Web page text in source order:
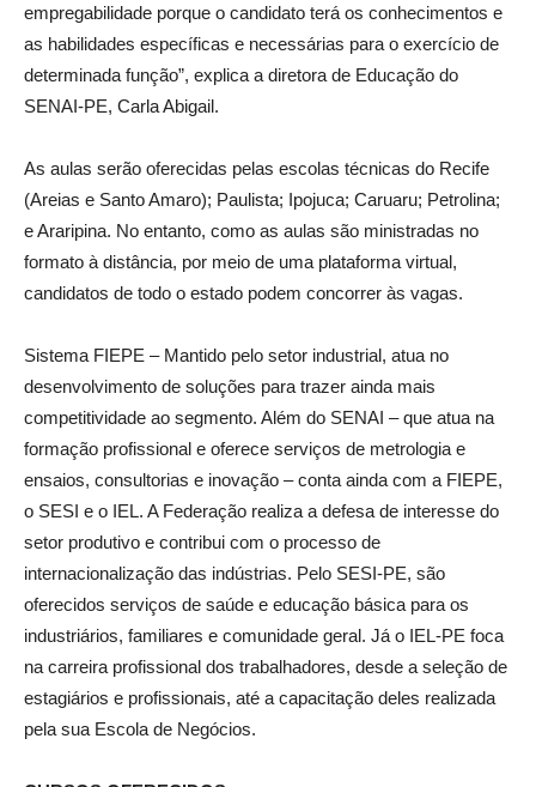
empregabilidade porque o candidato terá os conhecimentos e
as habilidades específicas e necessárias para o exercício de
determinada função”, explica a diretora de Educação do
SENAI-PE, Carla Abigail.
As aulas serão oferecidas pelas escolas técnicas do Recife
(Areias e Santo Amaro); Paulista; Ipojuca; Caruaru; Petrolina;
e Araripina. No entanto, como as aulas são ministradas no
formato à distância, por meio de uma plataforma virtual,
candidatos de todo o estado podem concorrer às vagas.
Sistema FIEPE – Mantido pelo setor industrial, atua no
desenvolvimento de soluções para trazer ainda mais
competitividade ao segmento. Além do SENAI – que atua na
formação profissional e oferece serviços de metrologia e
ensaios, consultorias e inovação – conta ainda com a FIEPE,
o SESI e o IEL. A Federação realiza a defesa de interesse do
setor produtivo e contribui com o processo de
internacionalização das indústrias. Pelo SESI-PE, são
oferecidos serviços de saúde e educação básica para os
industriários, familiares e comunidade geral. Já o IEL-PE foca
na carreira profissional dos trabalhadores, desde a seleção de
estagiários e profissionais, até a capacitação deles realizada
pela sua Escola de Negócios.